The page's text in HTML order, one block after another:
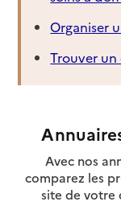
Organiser
Trouver
Avec nos
comparez les
site de votre